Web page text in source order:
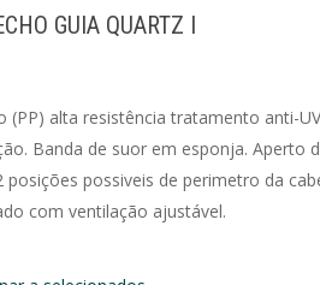
GUIA QUARTZ I
alta resistência tratamento anti-
Banda de suor em esponja. Aperto
possiveis de perimetro da
com ventilação ajustável.